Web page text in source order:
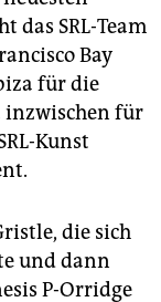
das SRL-Team
Bay
für die
inzwischen für
Kunst
die sich
und dann
P-Orridge